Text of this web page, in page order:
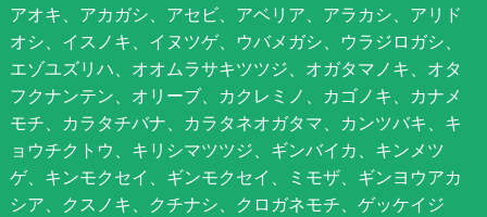
アオキ、アカガシ、アセビ、アベリア、アラカシ、アリド
オシ、イスノキ、イヌツゲ、ウバメガシ、ウラジロガシ、
エゾユズリハ、オオムラサキツツジ、オガタマノキ、オタ
フクナンテン、オリーブ、カクレミノ、カゴノキ、カナメ
モチ、カラタチバナ、カラタネオガタマ、カンツバキ、キ
ョウチクトウ、キリシマツツジ、ギンバイカ、キンメツ
ゲ、キンモクセイ、ギンモクセイ、ミモザ、ギンヨウアカ
シア、クスノキ、クチナシ、クロガネモチ、ゲッケイジ